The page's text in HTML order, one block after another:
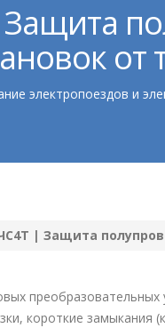
от
электропоездов и
| Защита
преобразовательных
короткие замыкания